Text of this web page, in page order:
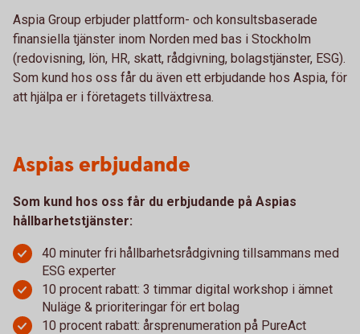
Aspia Group erbjuder plattform- och konsultsbaserade
finansiella tjänster inom Norden med bas i Stockholm
(redovisning, lön, HR, skatt, rådgivning, bolagstjänster, ESG).
Som kund hos oss får du även ett erbjudande hos Aspia, för
att hjälpa er i företagets tillväxtresa.
Aspias erbjudande
Som kund hos oss får du erbjudande på Aspias
hållbarhetstjänster:
40 minuter fri hållbarhetsrådgivning tillsammans med
ESG experter
10 procent rabatt: 3 timmar digital workshop i ämnet
Nuläge & prioriteringar för ert bolag
10 procent rabatt: årsprenumeration på PureAct